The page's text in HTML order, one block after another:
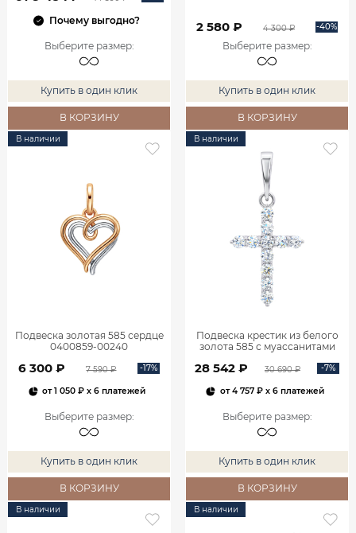
Почему выгодно?
Выберите размер:
Купить в один клик
В КОРЗИНУ
2 580 ₽ 4 300 ₽ -40%
Выберите размер:
Купить в один клик
В КОРЗИНУ
В наличии
Подвеска золотая 585 сердце
0400859-00240
6 300 ₽ 7 590 ₽ -17%
от1 050 ₽ x 6 платежей
Выберите размер:
Купить в один клик
В КОРЗИНУ
В наличии
Подвеска крестик из белого
золота 585 с муассанитами
28 542 ₽ 30 690 ₽ -7%
от4 757 ₽x 6 платежей
Выберите размер:
Купить в один клик
В КОРЗИНУ
В наличии В наличии